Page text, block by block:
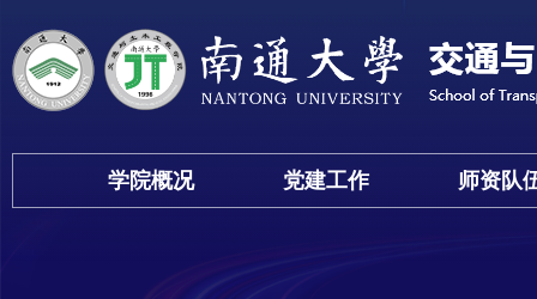
学院概况 党建工作 师资队